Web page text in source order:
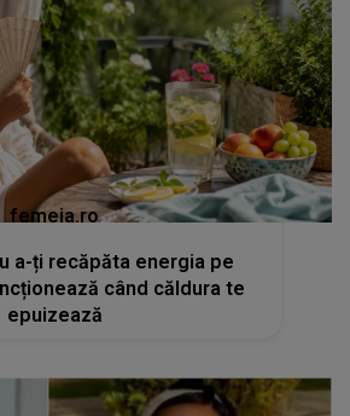
femeia.ro
a-ți recăpăta energia pe
când căldura te
epuizează